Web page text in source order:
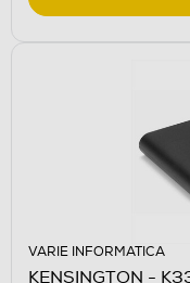
VARIE INFORMATICA
KENSINGTON -